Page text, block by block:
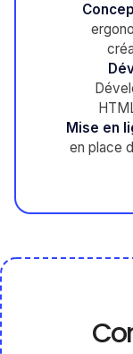
Mise en
en place